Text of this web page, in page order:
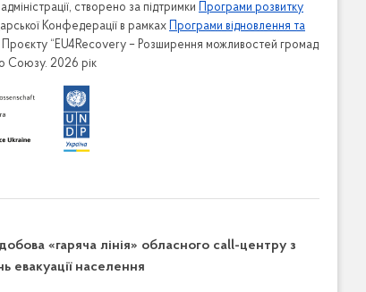
створено за підтримки Програми розвитку
Конфедерації в рамках Програми відновлення та
“EU4Recovery – Розширення можливостей громад
Союзу. 2026 рік
«гаряча лінія» обласного call-центру з
евакуації населення